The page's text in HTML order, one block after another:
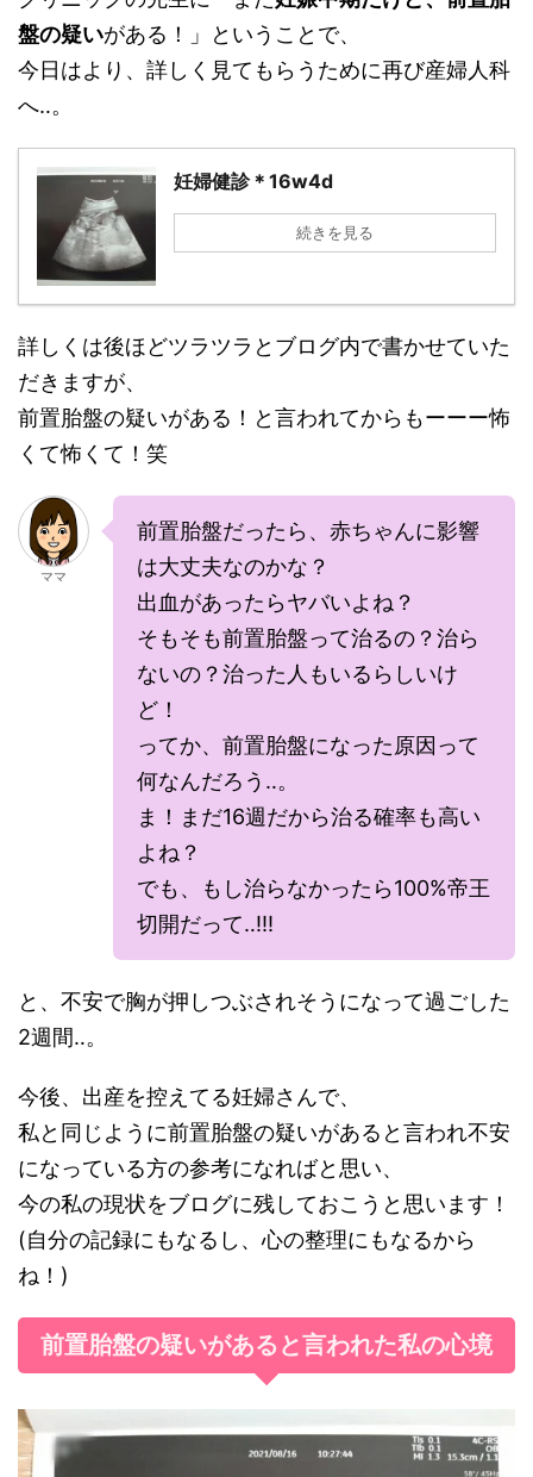
盤の疑いがある！」ということで、
今日はより、詳しく見てもらうために再び産婦人科
へ‥。
妊婦健診＊16w4d
続きを見る
詳しくは後ほどツラツラとブログ内で書かせていた
だきますが、
前置胎盤の疑いがある！と言われてからもーーー怖
くて怖くて！笑
ママ
前置胎盤だったら、赤ちゃんに影響
は大丈夫なのかな？
出血があったらヤバいよね？
そもそも前置胎盤って治るの？治ら
ないの？治った人もいるらしいけ
ど！
ってか、前置胎盤になった原因って
何なんだろう‥。
ま！まだ16週だから治る確率も高い
よね？
でも、もし治らなかったら100%帝王
切開だって‥!!!
と、不安で胸が押しつぶされそうになって過ごした
2週間‥。
今後、出産を控えてる妊婦さんで、
私と同じように前置胎盤の疑いがあると言われ不安
になっている方の参考になればと思い、
今の私の現状をブログに残しておこうと思います！
(自分の記録にもなるし、心の整理にもなるから
ね！)
前置胎盤の疑いがあると言われた私の心境